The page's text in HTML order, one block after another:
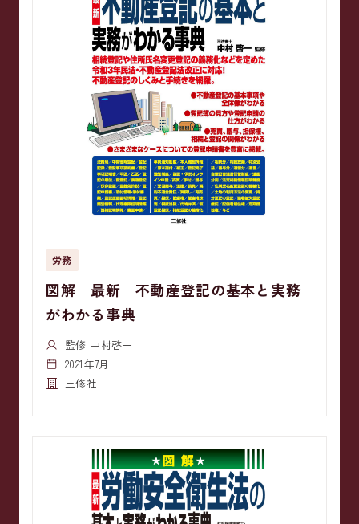
労務
図解 最新 不動産登記の基本と実務
がわかる事典
監修 中村啓一
2021年7月
三修社